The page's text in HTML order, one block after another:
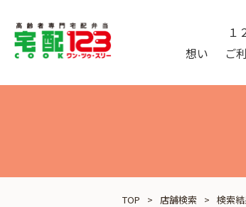
想い ご
１
TOP 店舗検索 検索